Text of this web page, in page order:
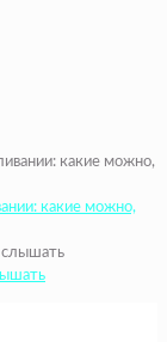
какие можно,